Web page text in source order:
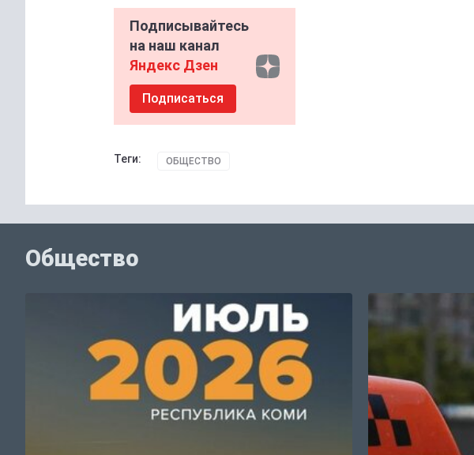
Подписывайтесь
на наш канал
Яндекс Дзен
Подписаться
Теги: ОБЩЕСТВО
Общество